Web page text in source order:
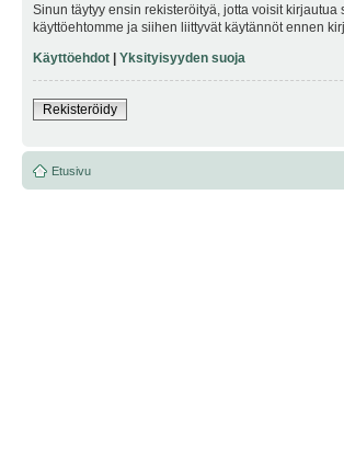
Sinun täytyy ensin rekisteröityä, jotta voisit
käyttöehtomme ja siihen liittyvät käytännöt ennen
Käyttöehdot | Yksityisyyden suoja
Rekisteröidy
Etusivu